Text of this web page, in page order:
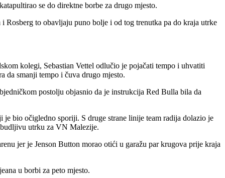
se do direktne borbe za drugo mjesto.
Rosberg to obavljaju puno bolje i od tog trenutka pa do kraja utrke
kolegi, Sebastian Vettel odlučio je pojačati tempo i uhvatiti
da smanji tempo i čuva drugo mjesto.
postolju objasnio da je instrukcija Red Bulla bila da
bio očigledno sporiji. S druge strane linije team radija dolazio je
utrku za VN Malezije.
jer je Jenson Button morao otići u garažu par krugova prije kraja
u borbi za peto mjesto.